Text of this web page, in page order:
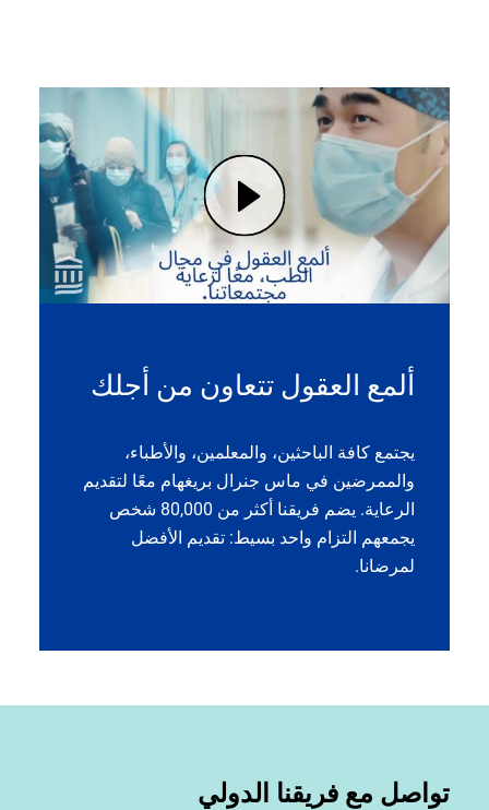
ألمع العقول تتعاون من أجلك
يجتمع كافة الباحثين، والمعلمين، والأطباء،
والممرضين في ماس جنرال بريغهام معًا لتقديم
الرعاية. يضم فريقنا أكثر من 80,000 شخص
يجمعهم التزام واحد بسيط: تقديم الأفضل
لمرضانا.
Play ألمع العقول في مجال الطب يتعاونون من أجلك | مستشفى ماس جنرال بريغهام (opens in modal dialog)
تواصل مع فريقنا الدولي